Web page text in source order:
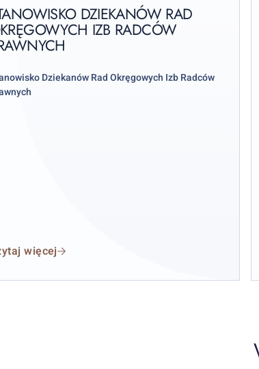
DZIEKANÓW RAD
IZB RADCÓW
Dziekanów Rad Okręgowych Izb Radców
więcej